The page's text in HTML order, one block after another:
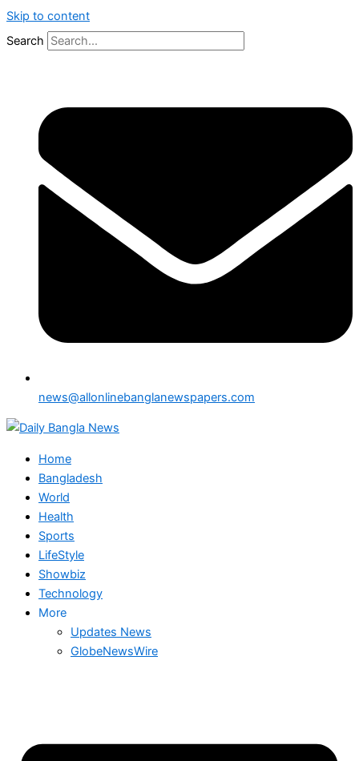
Skip to content
Search
news@allonlinebanglanewspapers.com
Home
Bangladesh
World
Health
Sports
LifeStyle
Showbiz
Technology
More
Updates News
GlobeNewsWire